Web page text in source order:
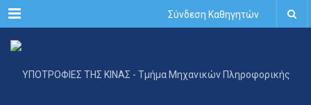
Menu Σύνδεση Καθηγητών